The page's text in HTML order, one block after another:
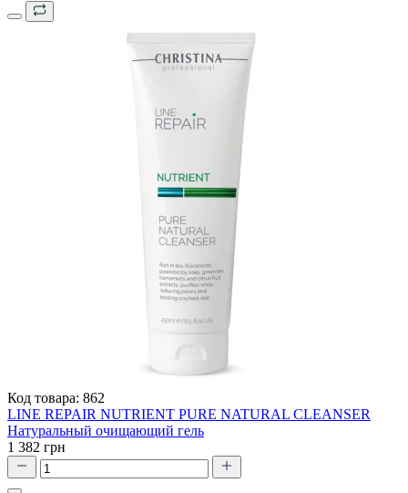
Код товара: 862
LINE REPAIR NUTRIENT PURE NATURAL CLEANSER
Натуральный очищающий гель
1 382 грн